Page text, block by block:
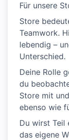
Für unsere
Store
Teamwork.
lebendig –
Unterschied.
Deine Rolle
du
Store mit
ebenso wie
Du wirst Teil
das eigene